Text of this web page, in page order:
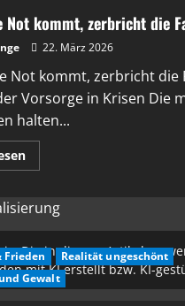
Not kommt, zerbricht die
22. März 2026
Not kommt, zerbricht die
Vorsorge in Krisen Die
halten...
Die in diesem Artikel
mit KI erstellt bzw. KI-
Frieden
Realität ungeschönt
Gewalt